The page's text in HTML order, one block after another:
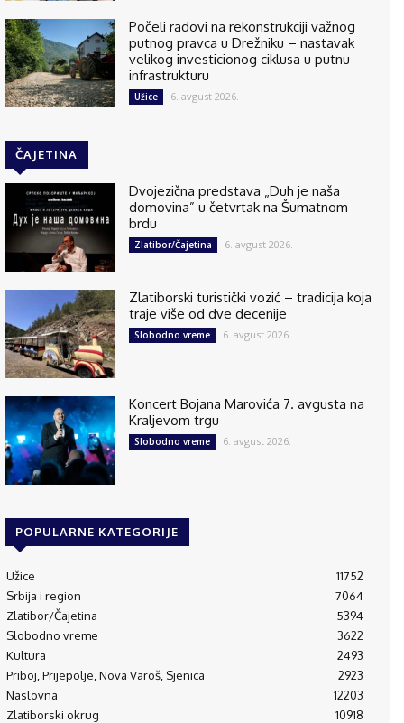
Počeli radovi na rekonstrukciji važnog
putnog pravca u Drežniku – nastavak
velikog investicionog ciklusa u putnu
infrastrukturu
Užice 6. avgust 2026.
ČAJETINA
Dvojezična predstava „Duh je naša
domovina” u četvrtak na Šumatnom
brdu
Zlatibor/Čajetina 6. avgust 2026.
Zlatiborski turistički vozić – tradicija koja
traje više od dve decenije
Slobodno vreme 6. avgust 2026.
Koncert Bojana Marovića 7. avgusta na
Kraljevom trgu
Slobodno vreme 6. avgust 2026.
POPULARNE KATEGORIJE
Užice
11752
Srbija i region
7064
Zlatibor/Čajetina
5394
Slobodno vreme
3622
Kultura
2493
Priboj, Prijepolje, Nova Varoš, Sjenica
2923
Naslovna
12203
Zlatiborski okrug
10918